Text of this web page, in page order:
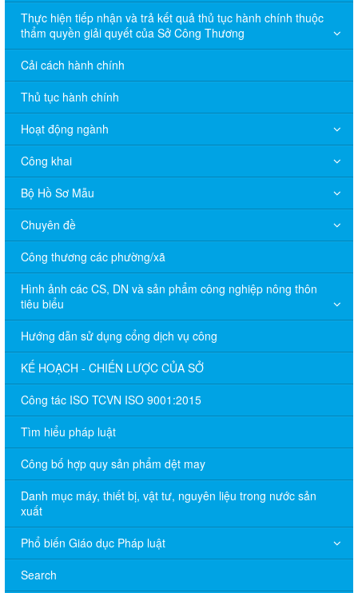
Thực hiện tiếp nhận và trả kết quả thủ tục hành chính thuộc
thẩm quyền giải quyết của Sở Công Thương
Cải cách hành chính
Thủ tục hành chính
Hoạt động ngành
Công khai
Bộ Hồ Sơ Mẫu
Chuyên đề
Công thương các phường/xã
Hình ảnh các CS, DN và sản phẩm công nghiệp nông thôn
tiêu biểu
Hướng dẫn sử dụng cổng dịch vụ công
KẾ HOẠCH - CHIẾN LƯỢC CỦA SỞ
Công tác ISO TCVN ISO 9001:2015
Tìm hiểu pháp luật
Công bố hợp quy sản phẩm dệt may
Danh mục máy, thiết bị, vật tư, nguyên liệu trong nước sản
xuất
Phổ biến Giáo dục Pháp luật
Search